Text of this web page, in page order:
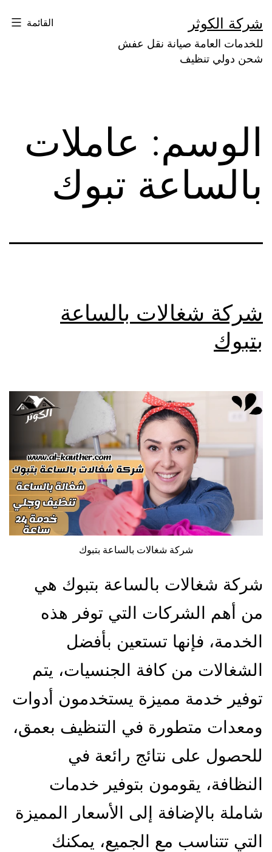
إلى
المحتوى
شركة الكوثر
للخدمات العامة صيانة نقل عفش
شحن دولي تنظيف
القائمة
الوسم: عاملات
بالساعة تبوك
شركة شغالات بالساعة
بتبوك
شركة شغالات بالساعة بتبوك
شركة شغالات بالساعة بتبوك هي
من أهم الشركات التي توفر هذه
الخدمة، فإنها تستعين بأفضل
الشغالات من كافة الجنسيات، يتم
توفير خدمة مميزة يستخدمون أدوات
ومعدات متطورة في التنظيف بعمق،
للحصول على نتائج رائعة في
النظافة، يقومون بتوفير خدمات
شاملة بالإضافة إلى الأسعار المميزة
التي تتناسب مع الجميع، يمكنك